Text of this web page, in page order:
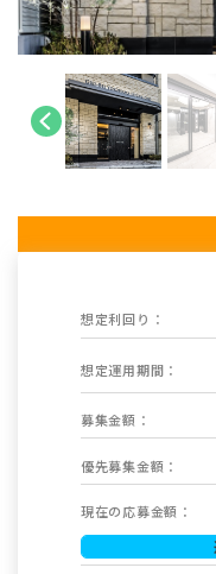
想定利回り：
想定運用期間：
募集金額：
優先募集金額：
現在の応募金額：